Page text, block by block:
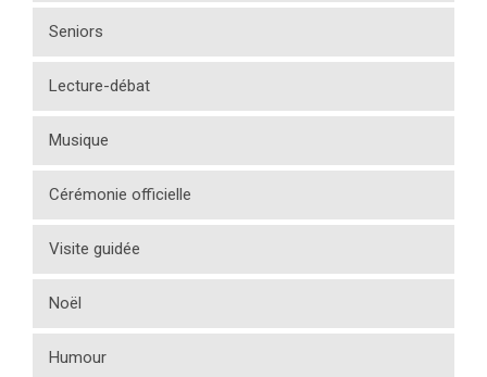
Seniors
Lecture-débat
Musique
Cérémonie officielle
Visite guidée
Noël
Humour